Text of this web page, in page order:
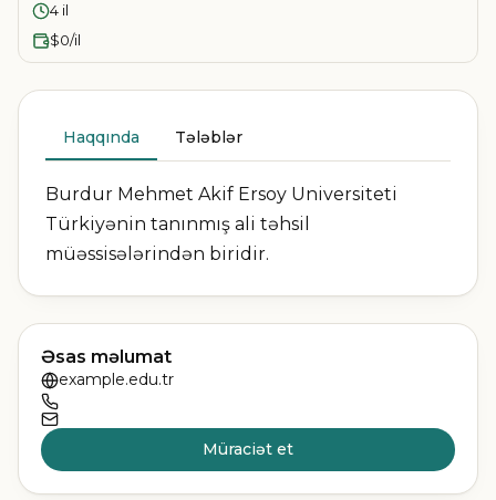
4 il
$0/il
Haqqında Tələblər
Burdur Mehmet Akif Ersoy Universiteti
Türkiyənin tanınmış ali təhsil
müəssisələrindən biridir.
Əsas məlumat
example.edu.tr
Müraciət et